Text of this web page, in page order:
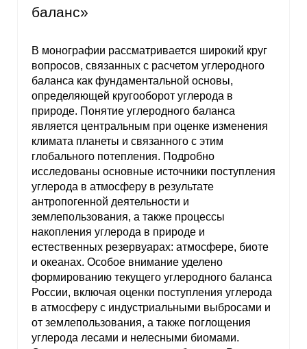
баланс»
В монографии рассматривается широкий круг
вопросов, связанных с расчетом углеродного
баланса как фундаментальной основы,
определяющей кругооборот углерода в
природе. Понятие углеродного баланса
является центральным при оценке изменения
климата планеты и связанного с этим
глобального потепления. Подробно
исследованы основные источники поступления
углерода в атмосферу в результате
антропогенной деятельности и
землепользования, а также процессы
накопления углерода в природе и
естественных резервуарах: атмосфере, биоте
и океанах. Особое внимание уделено
формированию текущего углеродного баланса
России, включая оценки поступления углерода
в атмосферу с индустриальными выбросами и
от землепользования, а также поглощения
углерода лесами и нелесными биомами.